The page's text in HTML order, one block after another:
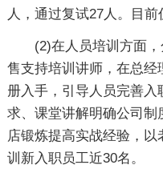
人，通过复试27人。目前
(2)在人员培训方面
售支持培训讲师，在总
册入手，引导人员完善
求、课堂讲解明确公司
店锻炼提高实战经验，
训新入职员工近30名。